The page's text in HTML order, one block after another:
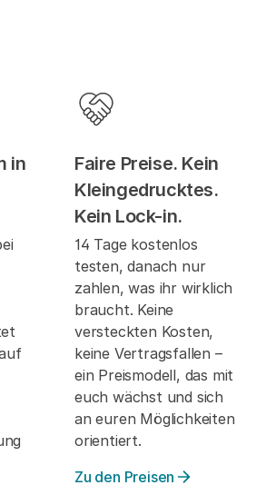
in
Faire Preise. Kein
Kleingedrucktes.
Kein Lock-in.
14 Tage kostenlos
testen, danach nur
zahlen, was ihr wirklich
braucht. Keine
versteckten Kosten,
keine Vertragsfallen –
ein Preismodell, das mit
euch wächst und sich
an euren Möglichkeiten
orientiert.
Zu den Preisen